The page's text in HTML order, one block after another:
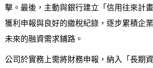
擊。最後，主動與銀行建立「信用往來計
獲利申報與良好的繳稅紀錄，逐步累積企
未來的融資需求鋪路。
公司於實務上需將財務申報，納入「長期